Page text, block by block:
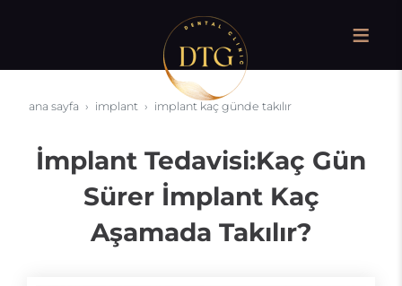
ana sayfa i̇mplant i̇mplant kaç günde takılır
İmplant Tedavisi:Kaç Gün
Sürer İmplant Kaç
Aşamada Takılır?